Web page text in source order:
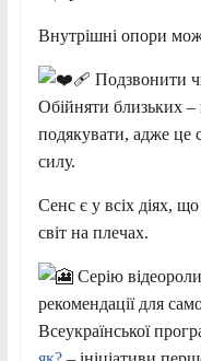
Внутрішні опори
Подзвонити
Обійняти близьких
подякувати, адже це
силу.
Сенс є у всіх діях,
світ на плечах.
Серію
рекомендації для
Всеукраїнської